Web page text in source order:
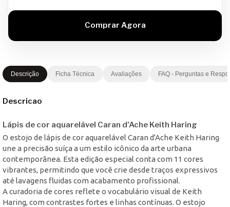
Descrição Ficha Técnica Avaliações FAQ - Perguntas e
Descricao
Lápis de cor aquarelável Caran d'Ache Keith Haring
O estojo de lápis de cor aquarelável Caran d'Ache Keith Haring
une a precisão suíça a um estilo icônico da arte urbana
contemporânea. Esta edição especial conta com 11 cores
vibrantes, permitindo que você crie desde traços expressivos
até lavagens fluidas com acabamento profissional.
A curadoria de cores reflete o vocabulário visual de Keith
Haring, com contrastes fortes e linhas contínuas. O estojo